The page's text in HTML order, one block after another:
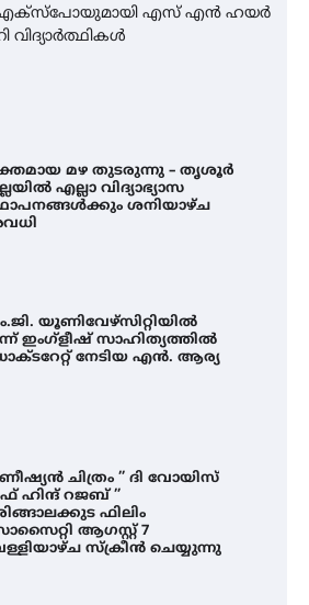
എസ് എൻ ഹയർ
മഴ തുടരുന്നു – തൃശൂർ
എല്ലാ വിദ്യാഭ്യാസ
ശനിയാഴ്ച
യൂണിവേഴ്‌സിറ്റിയിൽ
ഇംഗ്ളീഷ് സാഹിത്യത്തിൽ
നേടിയ എൻ. ആര്യ
ചിത്രം ” ദി വോയിസ്
ഹിന്ദ് റജബ് ”
ഫിലിം
ആഗസ്റ്റ് 7
സ്‌ക്രീൻ ചെയ്യുന്നു